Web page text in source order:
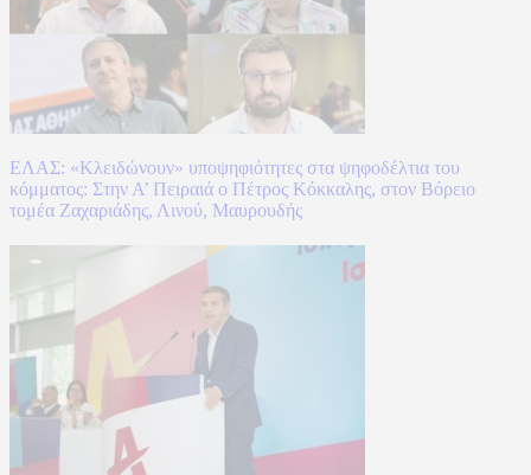
ΕΛΑΣ: «Κλειδώνουν» υποψηφιότητες στα ψηφοδέλτια του
κόμματος: Στην Α’ Πειραιά ο Πέτρος Κόκκαλης, στον Βόρειο
τομέα Ζαχαριάδης, Λινού, Μαυρουδής